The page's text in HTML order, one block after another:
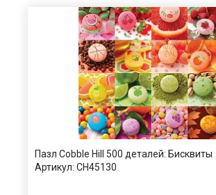
Пазл Cobble Hill 500 деталей: Бисквиты
Артикул: CH45130